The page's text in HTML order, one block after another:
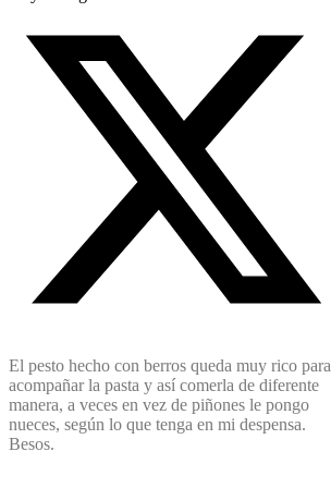
El pesto hecho con berros queda muy rico para
acompañar la pasta y así comerla de diferente
manera, a veces en vez de piñones le pongo
nueces, según lo que tenga en mi despensa.
Besos.